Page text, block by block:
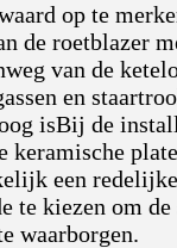
op te
de roetblazer
van de
en
isBij de
keramische
een redelijke
te kiezen om
waarborgen.